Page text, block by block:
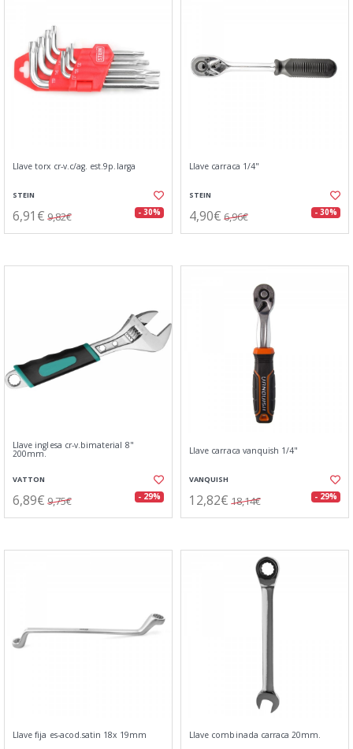
Llave torx cr-v.c/ag. est.9p.larga
STEIN
6,91€ 9,82€ - 30%
Llave carraca 1/4"
STEIN
4,90€ 6,96€ - 30%
Llave inglesa cr-v.bimaterial 8"
200mm.
VATTON
6,89€ 9,75€ - 29%
Llave carraca vanquish 1/4"
VANQUISH
12,82€ 18,14€ - 29%
Llave fija es-acod.satin 18x 19mm Llave combinada carraca 20mm.